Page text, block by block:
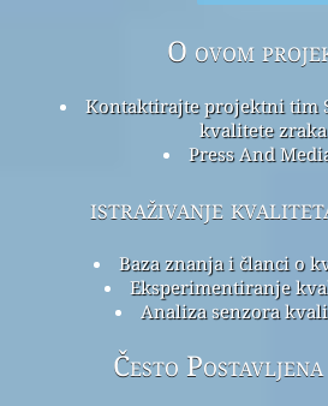
O ovom
Kontaktirajte projektni tim
kvalitete zraka
Press And
istraživanje
Baza znanja i članci o
Eksperimentiranje
Analiza senzora
Često